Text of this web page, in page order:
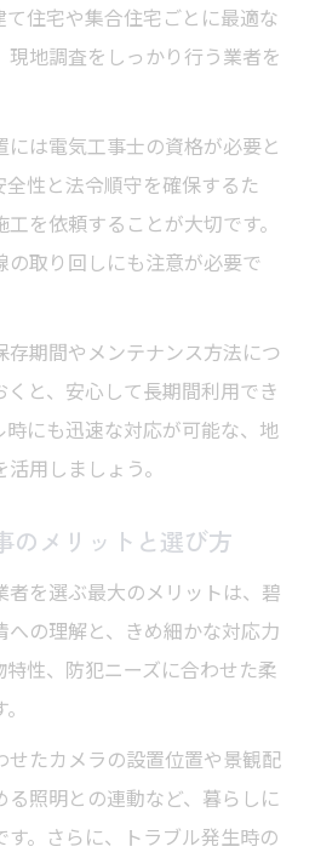
住宅や集合住宅ごとに最適な
地調査をしっかり行う業者を
には電気工事士の資格が必要と
性と法令順守を確保するた
を依頼することが大切です。
取り回しにも注意が必要で
存期間やメンテナンス方法につ
と、安心して長期間利用でき
時にも迅速な対応が可能な、地
用しましょう。
のメリットと選び方
を選ぶ最大のメリットは、碧
の理解と、きめ細かな対応力
性、防犯ニーズに合わせた柔
たカメラの設置位置や景観配
照明との連動など、暮らしに
。さらに、トラブル発生時の